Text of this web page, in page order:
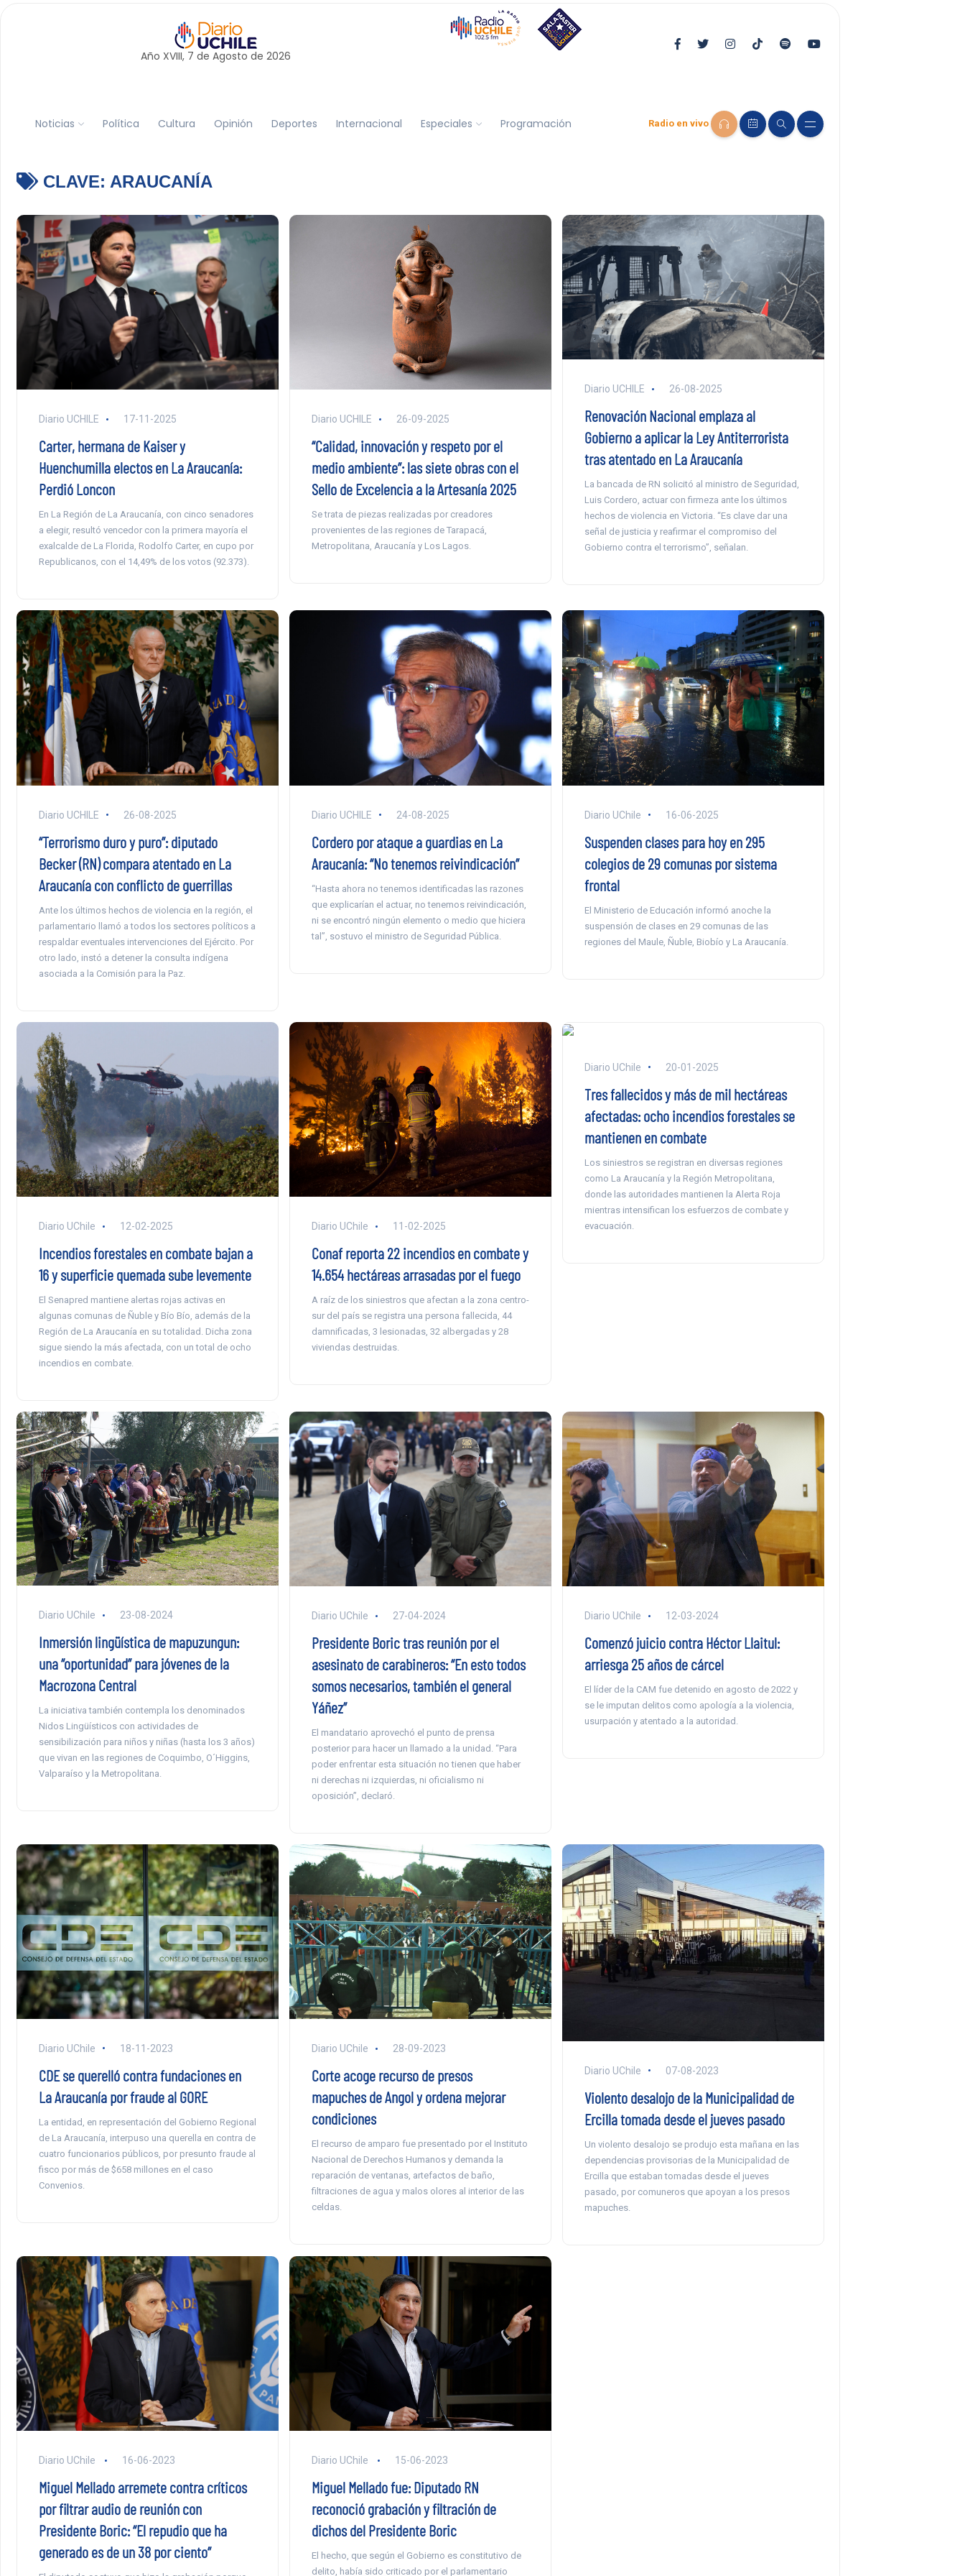
Año XVIII, 7 de Agosto de 2026
Noticias Política Cultura Opinión Deportes Internacional Especiales Programación Radio en vivo
CLAVE: ARAUCANÍA
Diario UCHILE 17-11-2025
Carter, hermana de Kaiser y
Huenchumilla electos en La Araucanía:
Perdió Loncon
En La Región de La Araucanía, con cinco senadores
a elegir, resultó vencedor con la primera mayoría el
exalcalde de La Florida, Rodolfo Carter, en cupo por
Republicanos, con el 14,49% de los votos (92.373).
Diario UCHILE 26-09-2025
“Calidad, innovación y respeto por el
medio ambiente”: las siete obras con el
Sello de Excelencia a la Artesanía 2025
Se trata de piezas realizadas por creadores
provenientes de las regiones de Tarapacá,
Metropolitana, Araucanía y Los Lagos.
Diario UCHILE 26-08-2025
Renovación Nacional emplaza al
Gobierno a aplicar la Ley Antiterrorista
tras atentado en La Araucanía
La bancada de RN solicitó al ministro de Seguridad,
Luis Cordero, actuar con firmeza ante los últimos
hechos de violencia en Victoria. “Es clave dar una
señal de justicia y reafirmar el compromiso del
Gobierno contra el terrorismo”, señalan.
Diario UCHILE 26-08-2025
“Terrorismo duro y puro”: diputado
Becker (RN) compara atentado en La
Araucanía con conflicto de guerrillas
Ante los últimos hechos de violencia en la región, el
parlamentario llamó a todos los sectores políticos a
respaldar eventuales intervenciones del Ejército. Por
otro lado, instó a detener la consulta indígena
asociada a la Comisión para la Paz.
Diario UCHILE 24-08-2025
Cordero por ataque a guardias en La
Araucanía: “No tenemos reivindicación”
“Hasta ahora no tenemos identificadas las razones
que explicarían el actuar, no tenemos reivindicación,
ni se encontró ningún elemento o medio que hiciera
tal”, sostuvo el ministro de Seguridad Pública.
Diario UChile 16-06-2025
Suspenden clases para hoy en 295
colegios de 29 comunas por sistema
frontal
El Ministerio de Educación informó anoche la
suspensión de clases en 29 comunas de las
regiones del Maule, Ñuble, Biobío y La Araucanía.
Diario UChile 12-02-2025
Incendios forestales en combate bajan a
16 y superficie quemada sube levemente
El Senapred mantiene alertas rojas activas en
algunas comunas de Ñuble y Bío Bío, además de la
Región de La Araucanía en su totalidad. Dicha zona
sigue siendo la más afectada, con un total de ocho
incendios en combate.
Diario UChile 11-02-2025
Conaf reporta 22 incendios en combate y
14.654 hectáreas arrasadas por el fuego
A raíz de los siniestros que afectan a la zona centro-
sur del país se registra una persona fallecida, 44
damnificadas, 3 lesionadas, 32 albergadas y 28
viviendas destruidas.
Diario UChile 20-01-2025
Tres fallecidos y más de mil hectáreas
afectadas: ocho incendios forestales se
mantienen en combate
Los siniestros se registran en diversas regiones
como La Araucanía y la Región Metropolitana,
donde las autoridades mantienen la Alerta Roja
mientras intensifican los esfuerzos de combate y
evacuación.
Diario UChile 23-08-2024
Inmersión lingüística de mapuzungun:
una “oportunidad” para jóvenes de la
Macrozona Central
La iniciativa también contempla los denominados
Nidos Lingüísticos con actividades de
sensibilización para niños y niñas (hasta los 3 años)
que vivan en las regiones de Coquimbo, O´Higgins,
Valparaíso y la Metropolitana.
Diario UChile 27-04-2024
Presidente Boric tras reunión por el
asesinato de carabineros: “En esto todos
somos necesarios, también el general
Yáñez”
El mandatario aprovechó el punto de prensa
posterior para hacer un llamado a la unidad. “Para
poder enfrentar esta situación no tienen que haber
ni derechas ni izquierdas, ni oficialismo ni
oposición”, declaró.
Diario UChile 12-03-2024
Comenzó juicio contra Héctor Llaitul:
arriesga 25 años de cárcel
El líder de la CAM fue detenido en agosto de 2022 y
se le imputan delitos como apología a la violencia,
usurpación y atentado a la autoridad.
Diario UChile 18-11-2023
CDE se querelló contra fundaciones en
La Araucanía por fraude al GORE
La entidad, en representación del Gobierno Regional
de La Araucanía, interpuso una querella en contra de
cuatro funcionarios públicos, por presunto fraude al
fisco por más de $658 millones en el caso
Convenios.
Diario UChile 28-09-2023
Corte acoge recurso de presos
mapuches de Angol y ordena mejorar
condiciones
El recurso de amparo fue presentado por el Instituto
Nacional de Derechos Humanos y demanda la
reparación de ventanas, artefactos de baño,
filtraciones de agua y malos olores al interior de las
celdas.
Diario UChile 07-08-2023
Violento desalojo de la Municipalidad de
Ercilla tomada desde el jueves pasado
Un violento desalojo se produjo esta mañana en las
dependencias provisorias de la Municipalidad de
Ercilla que estaban tomadas desde el jueves
pasado, por comuneros que apoyan a los presos
mapuches.
Diario UChile 16-06-2023
Miguel Mellado arremete contra críticos
por filtrar audio de reunión con
Presidente Boric: “El repudio que ha
generado es de un 38 por ciento”
Diario UChile 15-06-2023
Miguel Mellado fue: Diputado RN
reconoció grabación y filtración de
dichos del Presidente Boric
El hecho, que según el Gobierno es constitutivo de
delito, había sido criticado por el parlamentario